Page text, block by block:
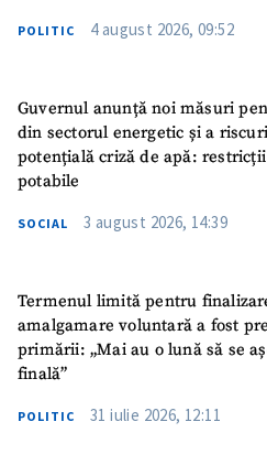
POLITIC 4 august 2026, 09:52
Guvernul anunță noi măsuri
din sectorul energetic și a
potențială criză de apă:
potabile
SOCIAL 3 august 2026, 14:39
Termenul limită pentru
amalgamare voluntară a fost
primării: „Mai au o lună să se
finală”
POLITIC 31 iulie 2026, 12:11